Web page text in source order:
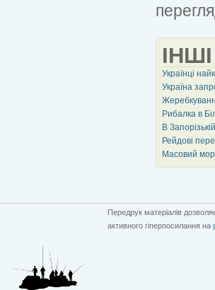
Українці
Україна
Рибалка в
В
Рейдові
Масовий мор
Передрук матеріалів
активного гіперпосилання на